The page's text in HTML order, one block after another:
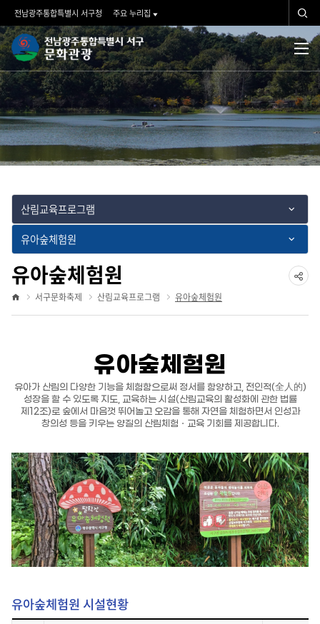
문
화
관
광">
전남광주통합특별시 서구청 주요 누리집
색검
색
전
체
메
뉴
서구문화축제
유아숲체험원
서구문화축제 산림교육프로그램 유아숲체험원
산림교육프로그램
유아숲체험원
유
유아숲체험원
유아가 산림의 다양한 기능을 체험함으로써 정서를 함양하고, 전인적(全人的)
성장을 할 수 있도록 지도, 교육하는 시설(산림교육의 활성화에 관한 법률
제12조)로 숲에서 마음껏 뛰어놀고 오감을 통해 자연을 체험하면서 인성과
창의성 등을 키우는 양질의 산림체험ㆍ교육 기회를 제공합니다.
유아숲체험원 시설현황